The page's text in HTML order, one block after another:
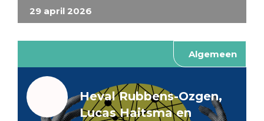
29 april 2026
Algemeen
Heval Rubbens-Ozgen,
Lucas Haitsma en